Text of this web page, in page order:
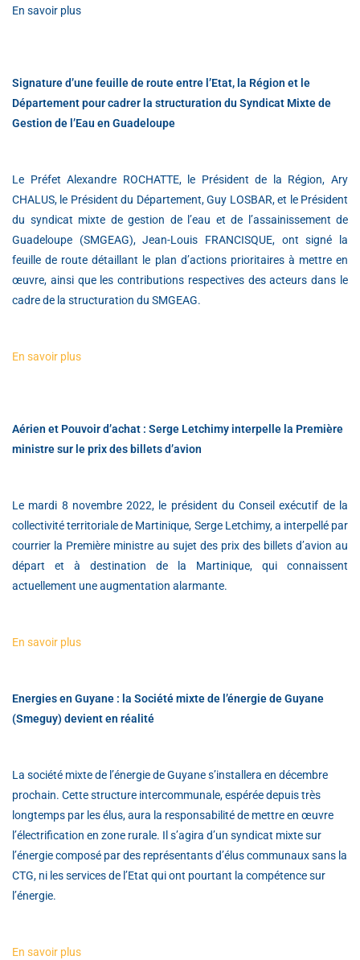
En savoir plus
Signature d’une feuille de route entre l’Etat, la Région et le
Département pour cadrer la structuration du Syndicat Mixte de
Gestion de l’Eau en Guadeloupe
Le Préfet Alexandre ROCHATTE, le Président de la Région, Ary
CHALUS, le Président du Département, Guy LOSBAR, et le Président
du syndicat mixte de gestion de l’eau et de l’assainissement de
Guadeloupe (SMGEAG), Jean-Louis FRANCISQUE, ont signé la
feuille de route détaillant le plan d’actions prioritaires à mettre en
œuvre, ainsi que les contributions respectives des acteurs dans le
cadre de la structuration du SMGEAG.
En savoir plus
Aérien et Pouvoir d’achat : Serge Letchimy interpelle la Première
ministre sur le prix des billets d’avion
Le mardi 8 novembre 2022, le président du Conseil exécutif de la
collectivité territoriale de Martinique, Serge Letchimy, a interpellé par
courrier la Première ministre au sujet des prix des billets d’avion au
départ et à destination de la Martinique, qui connaissent
actuellement une augmentation alarmante.
En savoir plus
Energies en Guyane : la Société mixte de l’énergie de Guyane
(Smeguy) devient en réalité
La société mixte de l’énergie de Guyane s’installera en décembre
prochain. Cette structure intercommunale, espérée depuis très
longtemps par les élus, aura la responsabilité de mettre en œuvre
l’électrification en zone rurale. Il s’agira d’un syndicat mixte sur
l’énergie composé par des représentants d’élus communaux sans la
CTG, ni les services de l’Etat qui ont pourtant la compétence sur
l’énergie.
En savoir plus